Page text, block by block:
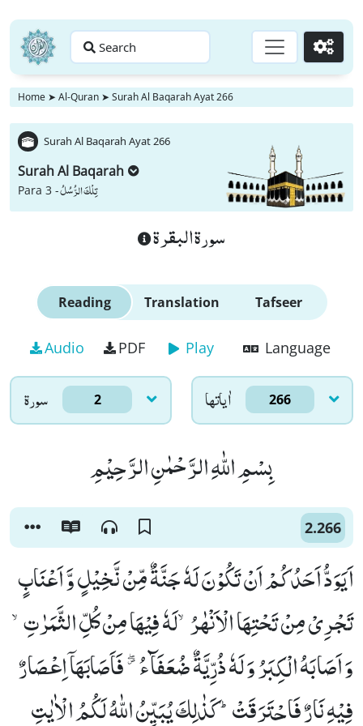
Search Go
Home ➤ Al-Quran ➤ Surah Al Baqarah Ayat 266
Surah Al Baqarah Ayat 266
Surah Al Baqarah
Para 3 -تِلْكَ الرُّسُلُ
سورة البقرة
Reading Translation Tafseer
Audio PDF Play Language
سورۃ 2 اٰياتها 266
بِسْمِ اللّٰهِ الرَّحْمٰنِ الرَّحِیْمِ
2.266
اَیَوَدُّ اَحَدُكُمْ اَنْ تَكُوْنَ لَهٗ جَنَّةٌ مِّنْ نَّخِیْلٍ وَّ اَعْنَابٍ
تَجْرِیْ مِنْ تَحْتِهَا الْاَنْهٰرُۙ-لَهٗ فِیْهَا مِنْ كُلِّ الثَّمَرٰتِۙ-
وَ اَصَابَهُ الْكِبَرُ وَ لَهٗ ذُرِّیَّةٌ ضُعَفَآءُﳚ -فَاَصَابَهَاۤ اِعْصَارٌ
فِیْهِ نَارٌ فَاحْتَرَقَتْؕ-كَذٰلِكَ یُبَیِّنُ اللّٰهُ لَكُمُ الْاٰیٰتِ